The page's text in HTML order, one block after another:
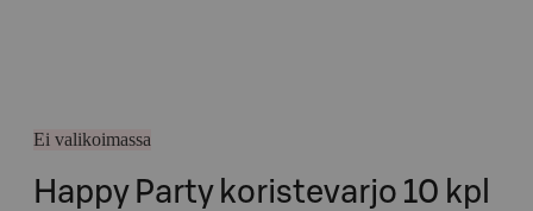
Ei valikoimassa
Happy Party koristevarjo 10 kpl